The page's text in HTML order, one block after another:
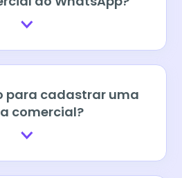
para cadastrar uma
comercial?